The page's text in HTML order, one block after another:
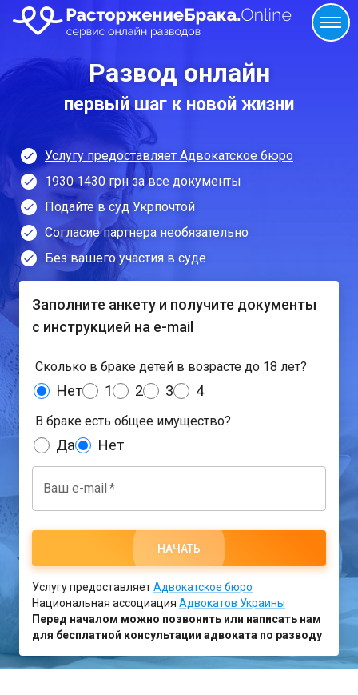
Развод онлайн
первый шаг к новой жизни
Услугу предоставляет Адвокатское бюро
19301430 грн за все документы
Подайте в суд Укрпочтой
Согласие партнера необязательно
Без вашего участия в суде
Заполните анкету и получите документы
с инструкцией на e-mail
Сколько в браке детей в возрасте до 18 лет?
Нет 1 2 3 4
В браке есть общее имущество?
Да Нет
Ваш e-mail *
НАЧАТЬ
Услугу предоставляетАдвокатское бюро
Национальная ассоциация Адвокатов Украины
Перед началом можно позвонить или написать нам
для бесплатной консультации адвоката по разводу